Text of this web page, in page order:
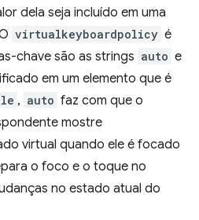
dela seja incluído em uma
virtualkeyboardpolicy é
chave são as strings auto e
em um elemento que é
, auto faz com que o
mostre
virtual quando ele é focado
o foco e o toque no
no estado atual do